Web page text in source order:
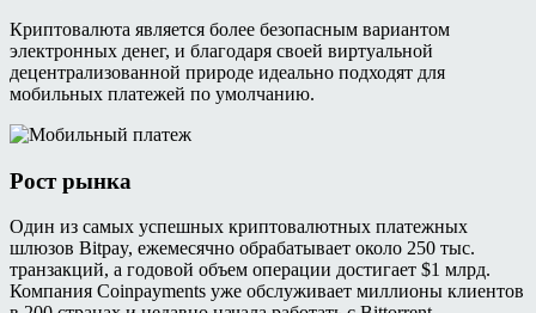
Криптовалюта является более безопасным вариантом
электронных денег, и благодаря своей виртуальной
децентрализованной природе идеально подходят для
мобильных платежей по умолчанию.
Рост рынка
Один из самых успешных криптовалютных платежных
шлюзов Bitpay, ежемесячно обрабатывает около 250 тыс.
транзакций, а годовой объем операции достигает $1 млрд.
Компания Coinpayments уже обслуживает миллионы клиентов